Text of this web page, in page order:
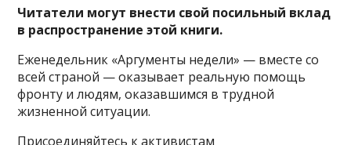
Читатели могут внести свой посильный вклад
в распространение этой книги.
Еженедельник «Аргументы недели» — вместе со
всей страной — оказывает реальную помощь
фронту и людям, оказавшимся в трудной
жизненной ситуации.
Присоединяйтесь к активистам